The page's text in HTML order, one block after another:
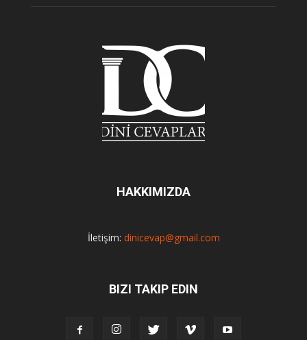
HAKKIMIZDA
İletişim: dinicevap@gmail.com
BIZI TAKIP EDIN